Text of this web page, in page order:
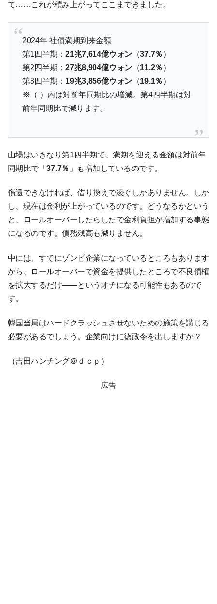
『Money1』
【速報】韓国株式市場の暴落・本日07月29
発動！
『Money1』
IT産業は人を雇用する効果は低い。全産業の
半分未満しか雇用を生まない
『Money1』
韓国「株式市場が賭博場のように変質した
のは政界の責任だ」
Fact1
日本の誇る海洋資源調査船『白嶺』は先進技術の
塊！
Fact1 今話題の「楽天ライオンズ」とは？
Fact1 奇跡の毛色「白毛馬」とは？
える賞金とは？
Fact1 平成仮面ライダーの意外すぎるモチーフとは？
Fact1
発表から2日で大崩壊、鳴かず飛ばずに終わりそう
なスーパーリーグとは？
だった選手とは？
甲子園通算本塁打、最多の清原に次いで多く打っ
ている意外な選手とは？
て……これが積み上がってここまできました。
2024年 社債満期到来金額
第1四半期： 21兆7,614億ウォン（37.7％ ）
第2四半期： 27兆8,904億ウォン（11.2％ ）
第3四半期： 19兆3,856億ウォン（19.1％ ）
※ （ ）内は対前年同期比の増減。第4四半期は対
前年同期比で減ります。
山場はいきなり第1四半期で、満期を迎える金額は対前年
同期比で「 37.7％ 」も増加しているのです。
償還できなければ、借り換えで凌ぐしかありません。しか
し、現在は金利が上がっているのです。どうなるかという
と、ロールオーバーしたらしたで金利負担が増加する事態
になるのです。債務残高も減りません。
中には、すでにゾンビ企業になっているところもあります
から、ロールオーバーで資金を提供したところで不良債権
を拡大するだけ――というオチになる可能性もあるので
す。
韓国当局はハードクラッシュさせないための施策を講じる
必要があるでしょう。企業向けに徳政令を出しますか？
（吉田ハンチング＠ｄｃｐ）
広告